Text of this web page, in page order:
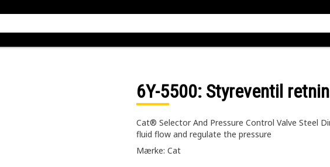
6Y-5500: Styreventil
Cat® Selector And Pressure Control Valve Steel
fluid flow and regulate the pressure
Mærke: Cat